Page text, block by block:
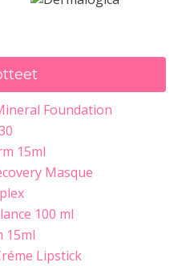
Foundation
15ml
Masque
100 ml
15ml
Lipstick